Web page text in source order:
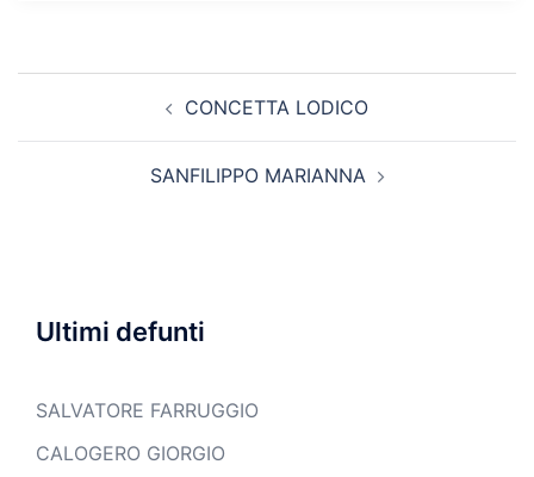
CONCETTA LODICO
SANFILIPPO MARIANNA
Ultimi defunti
SALVATORE FARRUGGIO
CALOGERO GIORGIO